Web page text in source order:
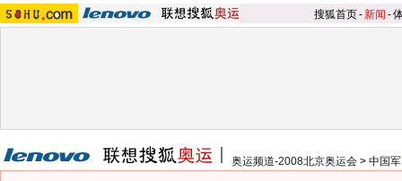
搜狐首页-新闻 -
奥运频道-2008北京奥运会 > 中国